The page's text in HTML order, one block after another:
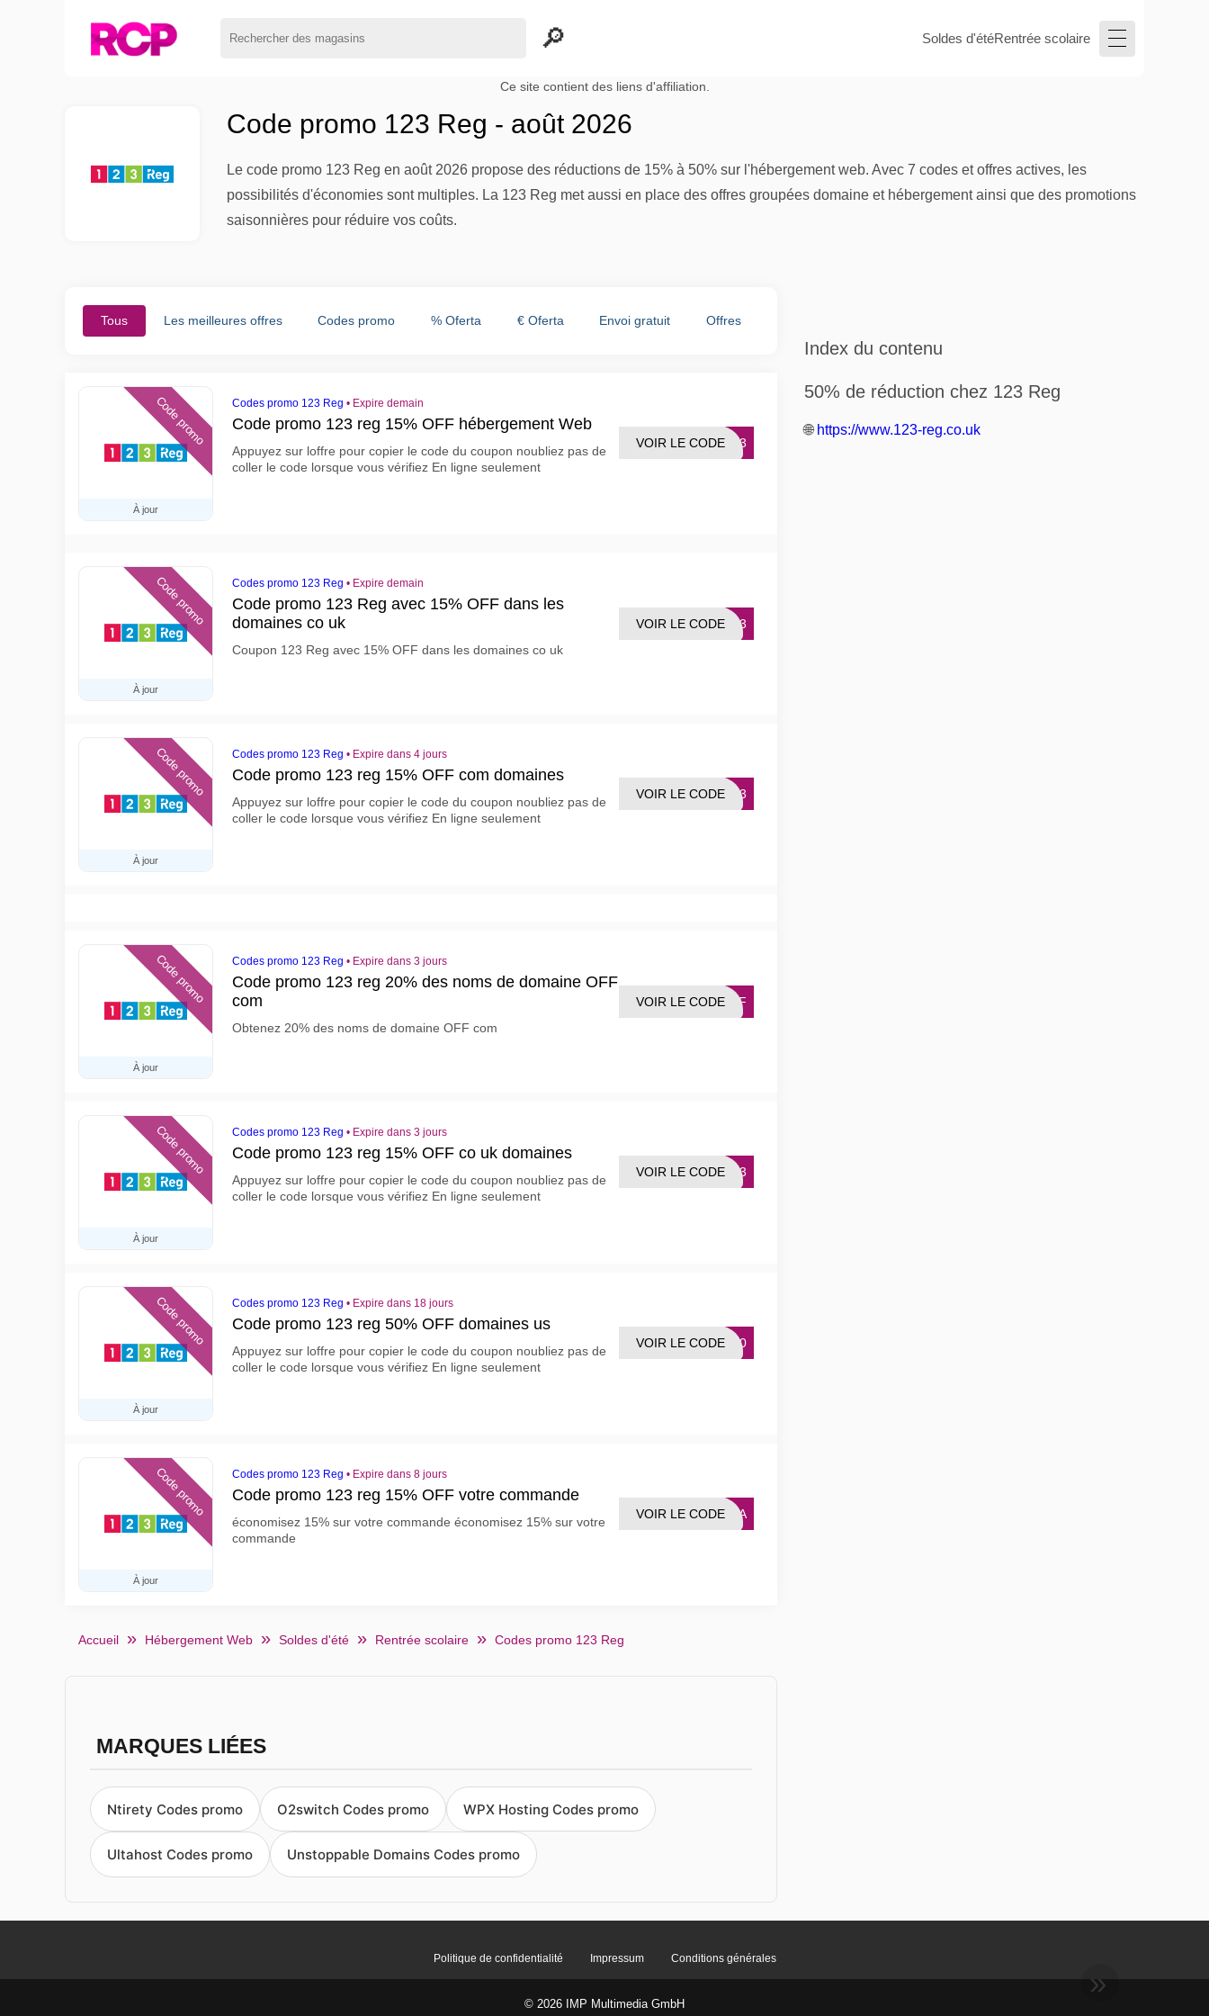
Soldes d'étéRentrée scolaire
Ce site contient des liens d'affiliation.
Code promo 123 Reg - août 2026
Le code promo 123 Reg en août 2026 propose des réductions de 15% à 50% sur l'hébergement web. Avec 7 codes et offres actives, les
possibilités d'économies sont multiples. La 123 Reg met aussi en place des offres groupées domaine et hébergement ainsi que des promotions
saisonnières pour réduire vos coûts.
Tous Les meilleures offres Codes promo % Oferta € Oferta Envoi gratuit Offres
À jour
Code promo Codes promo 123 Reg • Expire demain
Code promo 123 reg 15% OFF hébergement Web
Appuyez sur loffre pour copier le code du coupon noubliez pas de
coller le code lorsque vous vérifiez En ligne seulement
F123
VOIR LE CODE
À jour
Code promo Codes promo 123 Reg • Expire demain
Code promo 123 Reg avec 15% OFF dans les
domaines co uk
Coupon 123 Reg avec 15% OFF dans les domaines co uk
5123
VOIR LE CODE
À jour
Code promo Codes promo 123 Reg • Expire dans 4 jours
Code promo 123 reg 15% OFF com domaines
Appuyez sur loffre pour copier le code du coupon noubliez pas de
coller le code lorsque vous vérifiez En ligne seulement
5123
VOIR LE CODE
À jour
Code promo Codes promo 123 Reg • Expire dans 3 jours
Code promo 123 reg 20% des noms de domaine OFF
com
Obtenez 20% des noms de domaine OFF com
MAFF
VOIR LE CODE
À jour
Code promo Codes promo 123 Reg • Expire dans 3 jours
Code promo 123 reg 15% OFF co uk domaines
Appuyez sur loffre pour copier le code du coupon noubliez pas de
coller le code lorsque vous vérifiez En ligne seulement
5123
VOIR LE CODE
À jour
Code promo Codes promo 123 Reg • Expire dans 18 jours
Code promo 123 reg 50% OFF domaines us
Appuyez sur loffre pour copier le code du coupon noubliez pas de
coller le code lorsque vous vérifiez En ligne seulement
US50
VOIR LE CODE
À jour
Code promo Codes promo 123 Reg • Expire dans 8 jours
Code promo 123 reg 15% OFF votre commande
économisez 15% sur votre commande économisez 15% sur votre
commande
5MMA
VOIR LE CODE
Accueil Hébergement Web Soldes d'été Rentrée scolaire Codes promo 123 Reg
MARQUES LIÉES
Ntirety Codes promo O2switch Codes promo WPX Hosting Codes promo
Ultahost Codes promo Unstoppable Domains Codes promo
Index du contenu
50% de réduction chez 123 Reg
🌐 https://www.123-reg.co.uk
Politique de confidentialité Impressum Conditions générales
© 2026 IMP Multimedia GmbH